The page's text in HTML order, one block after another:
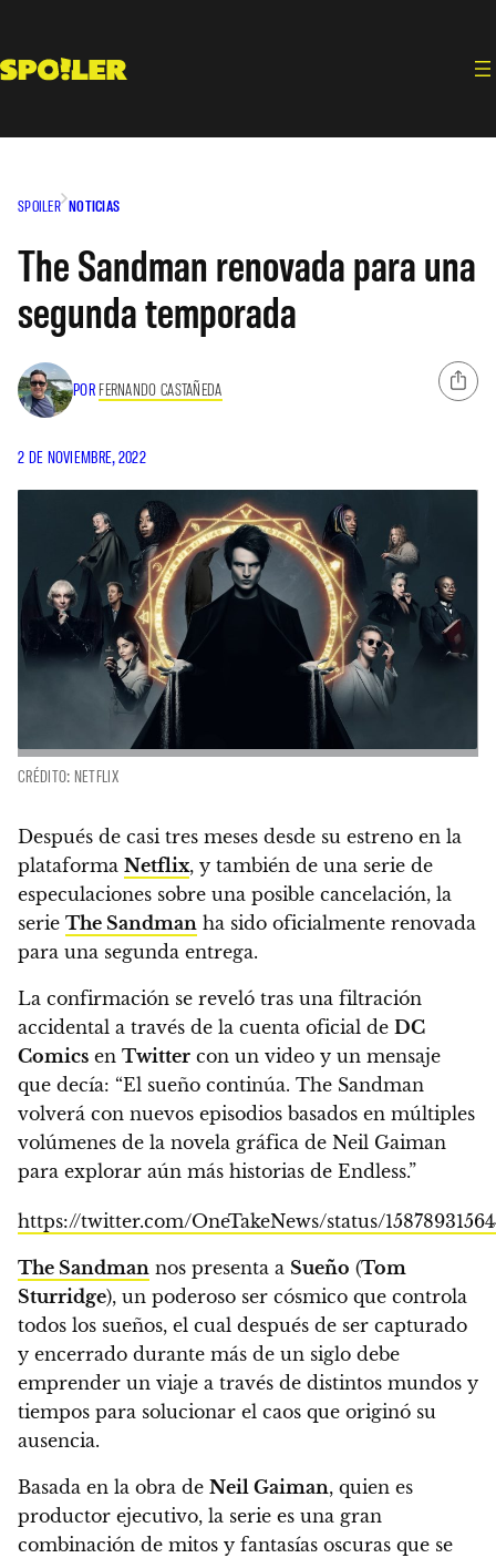
contenido
SPOILER NOTICIAS
The Sandman renovada para una
segunda temporada
POR FERNANDO CASTAÑEDA
2 DE NOVIEMBRE, 2022
CRÉDITO: NETFLIX
Después de casi tres meses desde su estreno en la
plataforma Netflix, y también de una serie de
especulaciones sobre una posible cancelación, la
serie The Sandman ha sido oficialmente renovada
para una segunda entrega.
La confirmación se reveló tras una filtración
accidental a través de la cuenta oficial de DC
Comics en Twitter con un video y un mensaje
que decía: “El sueño continúa. The Sandman
volverá con nuevos episodios basados en múltiples
volúmenes de la novela gráfica de Neil Gaiman
para explorar aún más historias de Endless.”
https://twitter.com/OneTakeNews/status/
The Sandman nos presenta a Sueño (Tom
Sturridge), un poderoso ser cósmico que controla
todos los sueños, el cual después de ser capturado
y encerrado durante más de un siglo debe
emprender un viaje a través de distintos mundos y
tiempos para solucionar el caos que originó su
ausencia.
Basada en la obra de Neil Gaiman, quien es
productor ejecutivo, la serie es una gran
combinación de mitos y fantasías oscuras que se